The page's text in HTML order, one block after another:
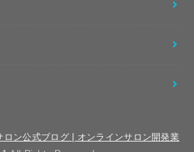
ロン公式ブログ | オンラインサロン開発業